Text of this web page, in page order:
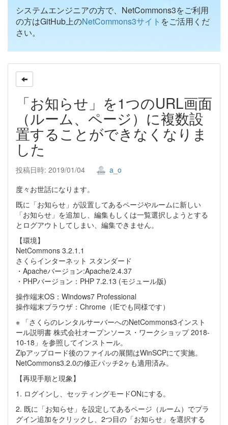
システムエンジニアの方で、NetCommons3をご利用
の方はGitHub上のNetCommons3サイト をご活用くだ
さい。
「お知らせ」を1つのURL画面
（ルーム、ページ）に複数設
置することができなくなりま
した
投稿日時: 2019/01/04
a_o
度々お世話になります。
既に「お知らせ」が設置してあるページやルームに新しい
「お知らせ」を追加し、編集もしくは一覧選択しようとする
とログアウトしてしまい、編集できません。
【環境】
NetCommons 3.2.1.1
さくらインターネット スタンダード
・Apacheバージョン:Apache/2.4.37
・PHPバージョン：PHP 7.2.13 (モジュール版)
操作端末OS：Windows7 Professional
操作端末ブラウザ：Chrome（IEでも同様です）
※ 「さくらのレンタルサーバーへのNetCommons3インスト
ール説明書 株式会社オープンソース・ワークショップ 2018-
10-18」を参照してインストール。
Zipアップロード後のファイルの展開はWinSCPにて実施。
NetCommons3.2.0の修正パッチ2ヶも適用済み。
【再現手順と現象】
1. ログインし、セッティングモードONにする。
2. 既に「お知らせ」を設定してあるページ（ルーム）でプラ
グイン追加をクリックし、2つ目の「お知らせ」を選択する